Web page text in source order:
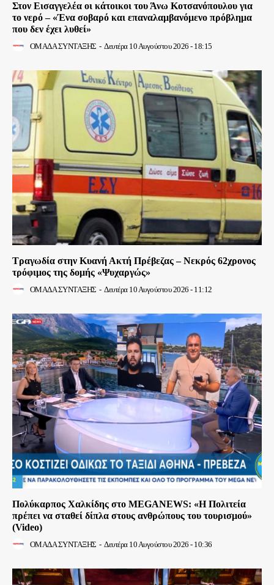
Στον Εισαγγελέα οι κάτοικοι του Άνω Κοτσανόπουλου για
το νερό – «Ένα σοβαρό και επαναλαμβανόμενο πρόβλημα
που δεν έχει λυθεί»
ΟΜΑΔΑ ΣΥΝΤΑΞΗΣ - Δευτέρα 10 Αυγούστου 2026 - 18:15
Τραγωδία στην Κυανή Ακτή Πρέβεζας – Νεκρός 62χρονος
τρόφιμος της δομής «Ψυχαργώς»
ΟΜΑΔΑ ΣΥΝΤΑΞΗΣ - Δευτέρα 10 Αυγούστου 2026 - 11:12
Πολύκαρπος Χαλκίδης στο MEGANEWS: «Η Πολιτεία
πρέπει να σταθεί δίπλα στους ανθρώπους του τουρισμού»
(Video)
ΟΜΑΔΑ ΣΥΝΤΑΞΗΣ - Δευτέρα 10 Αυγούστου 2026 - 10:36